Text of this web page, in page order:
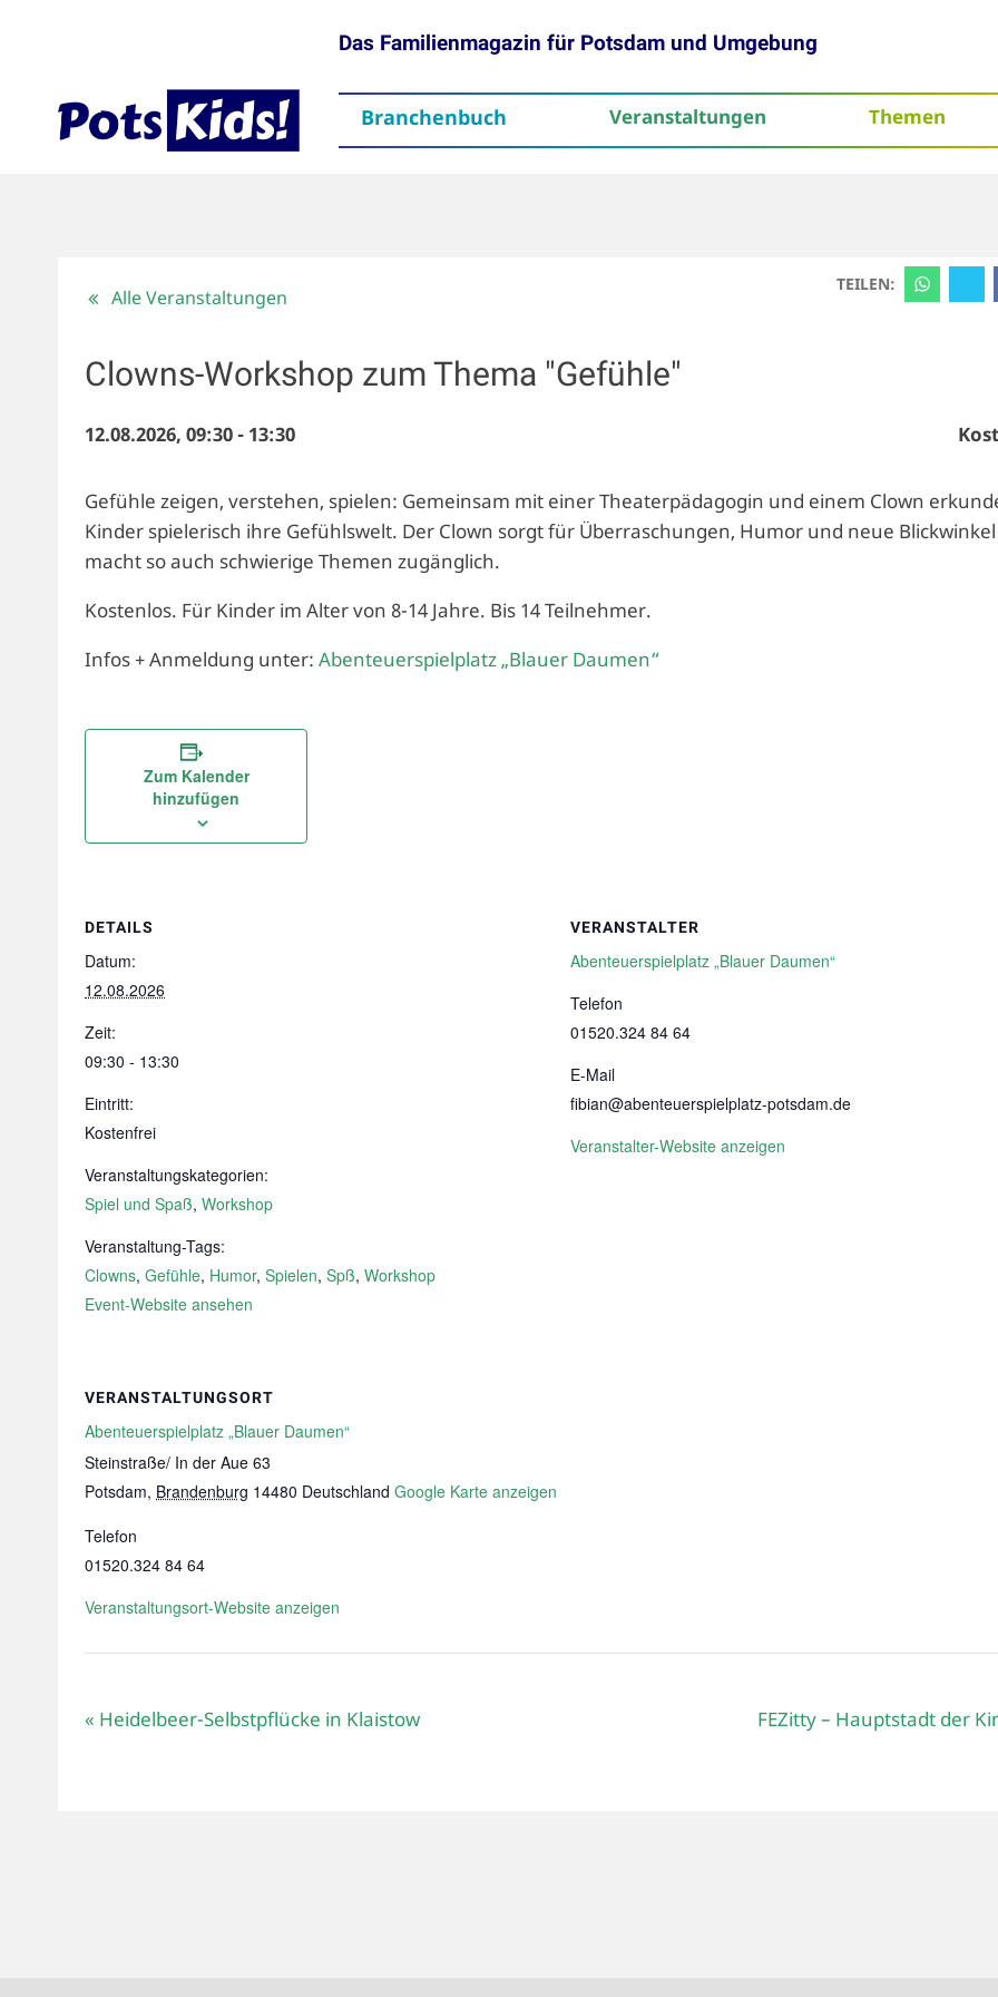
Das Familienmagazin für Potsdam und Umgebung
Branchenbuch Veranstaltungen Themen
TEILEN:
Alle Veranstaltungen
Clowns-Workshop zum Thema "Gefühle"
12.08.2026, 09:30- 13:30
Gefühle zeigen, verstehen, spielen: Gemeinsam mit einer Theaterpädagogin und einem Clown
Kinder spielerisch ihre Gefühlswelt. Der Clown sorgt für Überraschungen, Humor und neue
macht so auch schwierige Themen zugänglich.
Kostenlos. Für Kinder im Alter von 8-14 Jahre. Bis 14 Teilnehmer.
Infos + Anmeldung unter: Abenteuerspielplatz „Blauer Daumen“
Zum Kalender
hinzufügen
DETAILS
Datum:
12.08.2026
Zeit:
09:30 - 13:30
Eintritt:
Kostenfrei
Veranstaltungskategorien:
Spiel und Spaß, Workshop
Veranstaltung-Tags:
Clowns, Gefühle, Humor, Spielen, Spß, Workshop
Event-Website ansehen
VERANSTALTER
Abenteuerspielplatz „Blauer Daumen“
Telefon
01520.324 84 64
E-Mail
fibian@abenteuerspielplatz-potsdam.de
Veranstalter-Website anzeigen
VERANSTALTUNGSORT
Abenteuerspielplatz „Blauer Daumen“
Steinstraße/ In der Aue 63
Potsdam, Brandenburg 14480 Deutschland Google Karte anzeigen
Telefon
01520.324 84 64
Veranstaltungsort-Website anzeigen
« Heidelbeer-Selbstpflücke in Klaistow FEZitty – Hauptstadt der
ThemenAktuelles